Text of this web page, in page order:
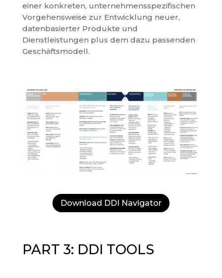
einer konkreten, unternehmensspezifischen
Vorgehensweise zur Entwicklung neuer,
datenbasierter Produkte und
Dienstleistungen plus dem dazu passenden
Geschäftsmodell.
Download DDI Navigator
PART 3: DDI TOOLS